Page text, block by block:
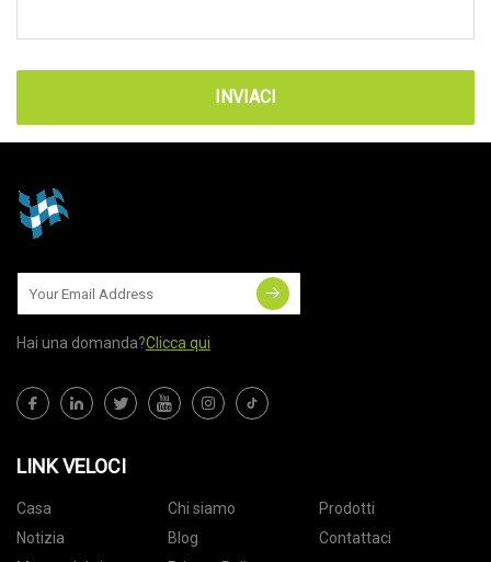
INVIACI
Hai una domanda?Clicca qui
LINK VELOCI
Casa Chi siamo
Prodotti
Notizia
Blog
Contattaci